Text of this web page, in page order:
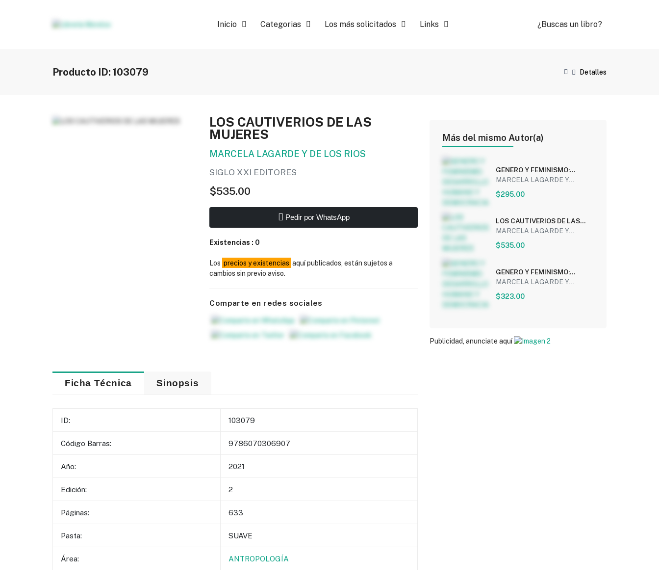
Inicio Categorias Los más solicitados Links ¿Buscas un libro?
Producto ID: 103079 Detalles
LOS CAUTIVERIOS DE LAS
MUJERES
MARCELA LAGARDE Y DE LOS RIOS
SIGLO XXI EDITORES
$535.00
Pedir por WhatsApp
Existencias : 0
Los precios y existencias aquí publicados, están sujetos a
cambios sin previo aviso.
Comparte en redes sociales
Ficha Técnica Sinopsis
ID: 103079
Código Barras: 9786070306907
Año: 2021
Edición: 2
Páginas: 633
Pasta: SUAVE
Área: ANTROPOLOGÍA
Más del mismo Autor(a)
GENERO Y FEMINISMO:
DESARROLLO HUMANO Y
MARCELA LAGARDE Y...
$295.00
LOS CAUTIVERIOS DE LAS
MUJERES
MARCELA LAGARDE Y...
$535.00
GENERO Y FEMINISMO:
DESARROLLO HUMANO Y
MARCELA LAGARDE Y...
$323.00
Publicidad, anunciate aquí